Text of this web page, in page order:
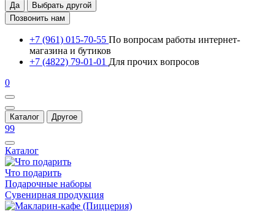
Да
Выбрать другой
Позвонить нам
+7 (961) 015-70-55 По вопросам работы интернет-
магазина и бутиков
+7 (4822) 79-01-01 Для прочих вопросов
0
Каталог Другое
99
Каталог
Что подарить
Подарочные наборы
Сувенирная продукция